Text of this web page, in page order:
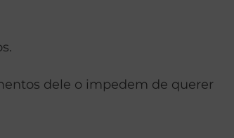
dele o impedem de querer